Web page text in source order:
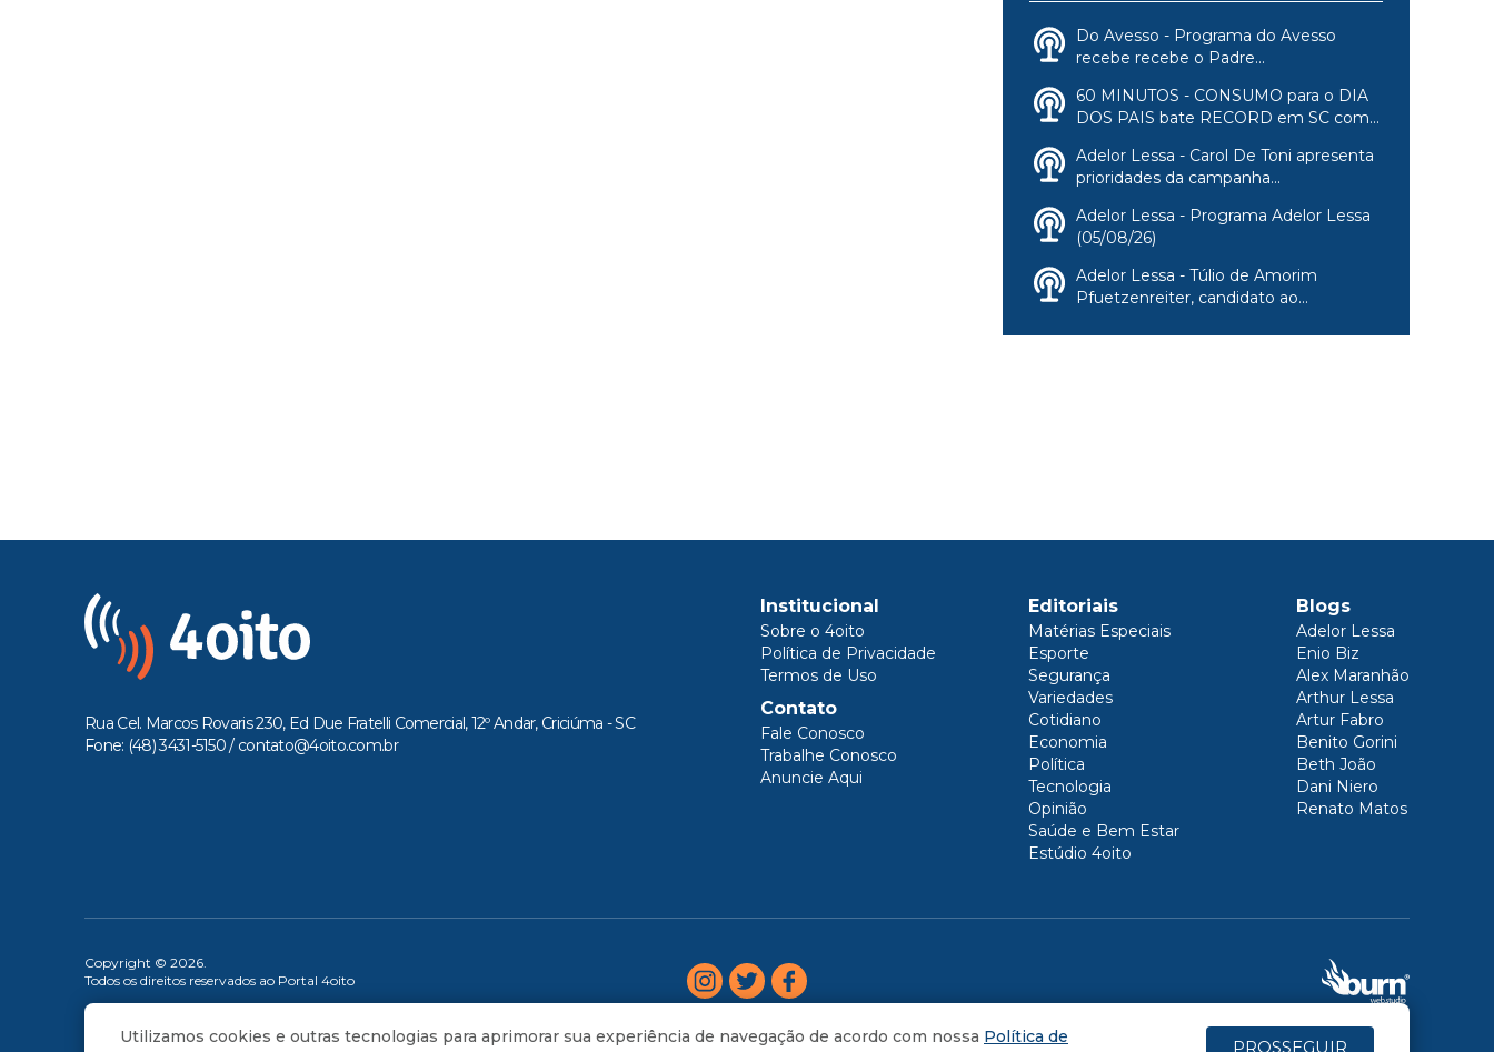
Do Avesso - Programa do Avesso
recebe recebe o Padre...
60 MINUTOS - CONSUMO para o DIA
DOS PAIS bate RECORD em SC com...
Adelor Lessa - Carol De Toni apresenta
prioridades da campanha...
Adelor Lessa - Programa Adelor Lessa
(05/08/26)
Adelor Lessa - Túlio de Amorim
Pfuetzenreiter, candidato ao...
Rua Cel. Marcos Rovaris 230, Ed Due Fratelli Comercial, 12º Andar, Criciúma - SC
Fone: (48) 3431-5150 / contato@4oito.com.br
Institucional
Sobre o 4oito
Política de Privacidade
Termos de Uso
Contato
Fale Conosco
Trabalhe Conosco
Anuncie Aqui
Editoriais
Matérias Especiais
Esporte
Segurança
Variedades
Cotidiano
Economia
Política
Tecnologia
Opinião
Saúde e Bem Estar
Estúdio 4oito
Blogs
Adelor Lessa
Enio Biz
Alex Maranhão
Arthur Lessa
Artur Fabro
Benito Gorini
Beth João
Dani Niero
Renato Matos
Copyright © 2026.
Todos os direitos reservados ao Portal 4oito
Utilizamos cookies e outras tecnologias para aprimorar sua experiência de navegação de acordo com nossa Política de
PROSSEGUIR